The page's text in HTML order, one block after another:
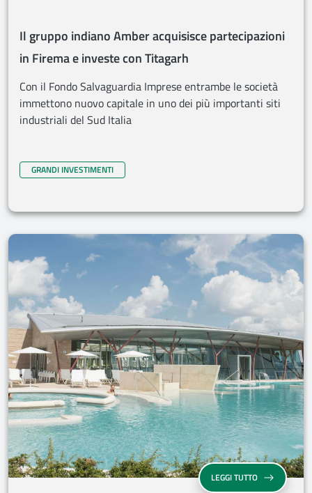
Il gruppo indiano Amber acquisisce partecipazioni
in Firema e investe con Titagarh
Con il Fondo Salvaguardia Imprese entrambe le società
immettono nuovo capitale in uno dei più importanti siti
industriali del Sud Italia
GRANDI INVESTIMENTI
LEGGI TUTTOTERME DI